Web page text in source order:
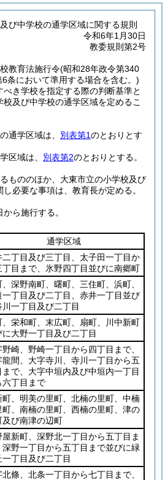
び中学校の通学区域に関する規則
令和6年1月30日
教委規則第2号
教育法施行令(昭和28年政令第340
6条において準用する場合を含む。)
き学校を指定する際の判断基準と
校及び中学校の通学区域を定めるこ
通学区域は、 別表第1のとおりとす
区域は、 別表第2のとおりとする。
もののほか、大東市立の小学校及び
必要な事項は、教育長が定める。
ら施行する。
通学区域
二丁目及び三丁目、太子田一丁目か
丁目まで、氷野四丁目並びに南郷町
、深野南町、曙町、三住町、浜町、
一丁目及び二丁目、赤井一丁目並び
川一丁目及び二丁目
、栄和町、末広町、扇町、川中新町
に大野一丁目及び二丁目
野崎、野崎一丁目から四丁目まで、
龍間、大字寺川、寺川一丁目から五
まで、大字中垣内及び中垣内一丁目
六丁目まで
町、明美の里町、北楠の里町、中楠
町、南楠の里町、西楠の里町、津の
及び南津の辺町
屋新町、深野北一丁目から五丁目ま
深野一丁目から五丁目まで並びに緑
一丁目及び二丁目
北條、北条一丁目から七丁目まで、